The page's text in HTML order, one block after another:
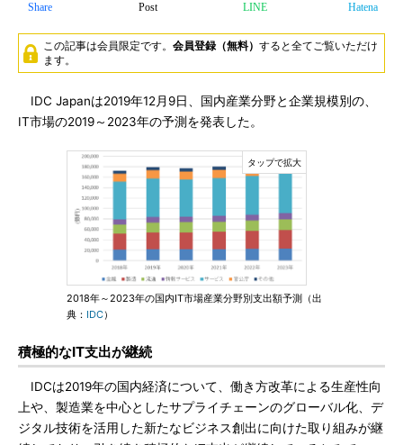
Share Post LINE Hatena
この記事は会員限定です。 会員登録（無料） すると全てご覧いただけ
ます。
IDC Japanは2019年12月9日、国内産業分野と企業規模別の、
IT市場の2019～2023年の予測を発表した。
2018年～2023年の国内IT市場産業分野別支出額予測（出
典： IDC）
積極的なIT支出が継続
IDCは2019年の国内経済について、働き方改革による生産性向
上や、製造業を中心としたサプライチェーンのグローバル化、デ
ジタル技術を活用した新たなビジネス創出に向けた取り組みが継